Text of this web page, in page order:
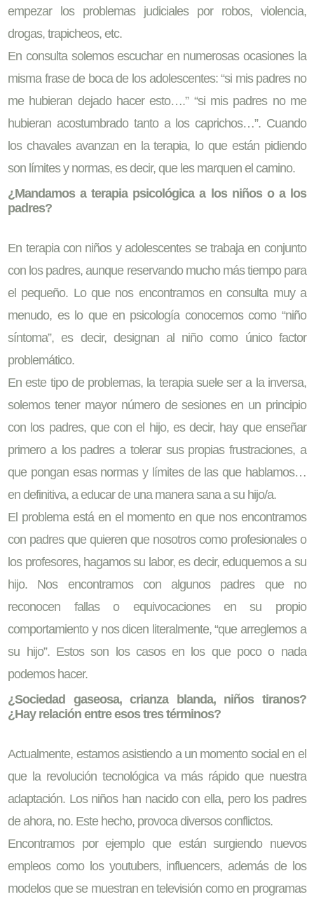
empezar los problemas judiciales por robos, violencia,
drogas, trapicheos, etc.
En consulta solemos escuchar en numerosas ocasiones la
misma frase de boca de los adolescentes: “si mis padres no
me hubieran dejado hacer esto….” “si mis padres no me
hubieran acostumbrado tanto a los caprichos…”. Cuando
los chavales avanzan en la terapia, lo que están pidiendo
son límites y normas, es decir, que les marquen el camino.
¿Mandamos a terapia psicológica a los niños o a los
padres?
En terapia con niños y adolescentes se trabaja en conjunto
con los padres, aunque reservando mucho más tiempo para
el pequeño. Lo que nos encontramos en consulta muy a
menudo, es lo que en psicología conocemos como “niño
síntoma”, es decir, designan al niño como único factor
problemático.
En este tipo de problemas, la terapia suele ser a la inversa,
solemos tener mayor número de sesiones en un principio
con los padres, que con el hijo, es decir, hay que enseñar
primero a los padres a tolerar sus propias frustraciones, a
que pongan esas normas y límites de las que hablamos…
en definitiva, a educar de una manera sana a su hijo/a.
El problema está en el momento en que nos encontramos
con padres que quieren que nosotros como profesionales o
los profesores, hagamos su labor, es decir, eduquemos a su
hijo. Nos encontramos con algunos padres que no
reconocen fallas o equivocaciones en su propio
comportamiento y nos dicen literalmente, “que arreglemos a
su hijo”. Estos son los casos en los que poco o nada
podemos hacer.
¿Sociedad gaseosa, crianza blanda, niños tiranos?
¿Hay relación entre esos tres términos?
Actualmente, estamos asistiendo a un momento social en el
que la revolución tecnológica va más rápido que nuestra
adaptación. Los niños han nacido con ella, pero los padres
de ahora, no. Este hecho, provoca diversos conflictos.
Encontramos por ejemplo que están surgiendo nuevos
empleos como los youtubers, influencers, además de los
modelos que se muestran en televisión como en programas